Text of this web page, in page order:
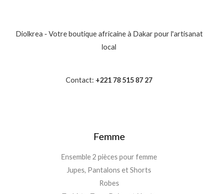
Diolkrea - Votre boutique africaine à Dakar pour l'artisanat
local
Contact: +221 78 515 87 27
Femme
Ensemble 2 pièces pour femme
Jupes, Pantalons et Shorts
Robes